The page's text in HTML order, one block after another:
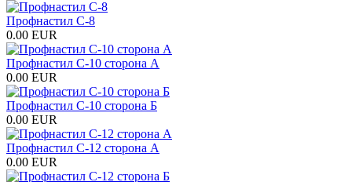
Профнастил С-8
0.00 EUR
Профнастил С-10 сторона А
0.00 EUR
Профнастил С-10 сторона Б
0.00 EUR
Профнастил С-12 сторона А
0.00 EUR